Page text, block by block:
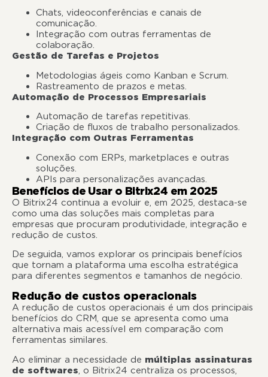
Chats, videoconferências e canais de
comunicação.
Integração com outras ferramentas de
colaboração.
Gestão de Tarefas e Projetos
Metodologias ágeis como Kanban e Scrum.
Rastreamento de prazos e metas.
Automação de Processos Empresariais
Automação de tarefas repetitivas.
Criação de fluxos de trabalho personalizados.
Integração com Outras Ferramentas
Conexão com ERPs, marketplaces e outras
soluções.
APIs para personalizações avançadas.
Benefícios de Usar o Bitrix24 em 2025
O Bitrix24 continua a evoluir e, em 2025, destaca-se
como uma das soluções mais completas para
empresas que procuram produtividade, integração e
redução de custos.
De seguida, vamos explorar os principais benefícios
que tornam a plataforma uma escolha estratégica
para diferentes segmentos e tamanhos de negócio.
Redução de custos operacionais
A redução de custos operacionais é um dos principais
benefícios do CRM, que se apresenta como uma
alternativa mais acessível em comparação com
ferramentas similares.
Ao eliminar a necessidade de múltiplas assinaturas
de softwares, o Bitrix24 centraliza os processos,